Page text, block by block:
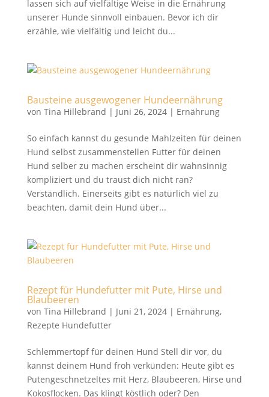
lassen sich auf vielfältige Weise in die Ernährung
unserer Hunde sinnvoll einbauen. Bevor ich dir
erzähle, wie vielfältig und leicht du...
Bausteine ausgewogener Hundeernährung
von Tina Hillebrand | Juni 26, 2024| Ernährung
So einfach kannst du gesunde Mahlzeiten für deinen
Hund selbst zusammenstellen Futter für deinen
Hund selber zu machen erscheint dir wahnsinnig
kompliziert und du traust dich nicht ran?
Verständlich. Einerseits gibt es natürlich viel zu
beachten, damit dein Hund über...
Rezept für Hundefutter mit Pute, Hirse und
Blaubeeren
von Tina Hillebrand | Juni 21, 2024| Ernährung,
Rezepte Hundefutter
Schlemmertopf für deinen Hund Stell dir vor, du
kannst deinem Hund froh verkünden: Heute gibt es
Putengeschnetzeltes mit Herz, Blaubeeren, Hirse und
Kokosflocken. Das klingt köstlich oder? Den